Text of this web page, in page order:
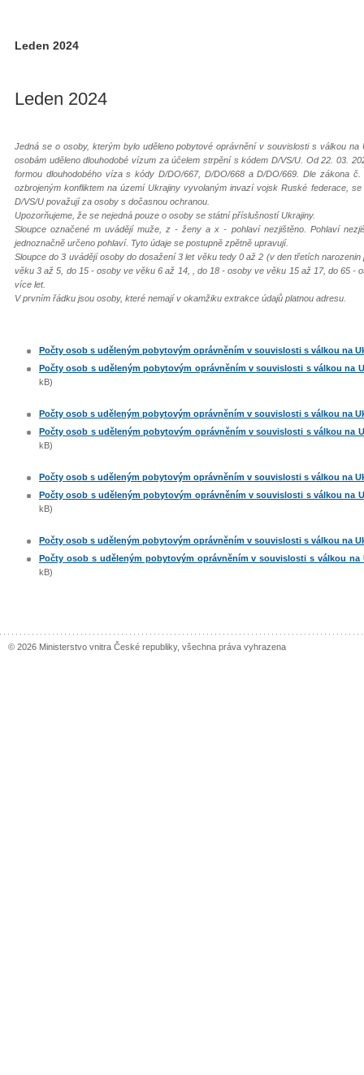
Leden 2024
Leden 2024
Jedná se o osoby, kterým bylo uděleno pobytové oprávnění v souvislosti s válkou
osobám uděleno dlouhodobé vízum za účelem strpění s kódem D/VS/U. Od 22. 03.
formou dlouhodobého víza s kódy D/DO/667, D/DO/668 a D/DO/669. Dle zákona
ozbrojeným konfliktem na území Ukrajiny vyvolaným invazí vojsk Ruské federace,
D/VS/U považují za osoby s dočasnou ochranou.
Upozorňujeme, že se nejedná pouze o osoby se státní příslušností Ukrajiny.
Sloupce označené m uvádějí muže, z - ženy a x - pohlaví nezjištěno. Pohlaví
jednoznačně určeno pohlaví. Tyto údaje se postupně zpětně upravují.
Sloupce do 3 uvádějí osoby do dosažení 3 let věku tedy 0 až 2 (v den třetích
věku 3 až 5, do 15 - osoby ve věku 6 až 14, , do 18 - osoby ve věku 15 až 17, do 65 -
více let.
V prvním řádku jsou osoby, které nemají v okamžiku extrakce údajů platnou adresu.
Počty osob s uděleným pobytovým oprávněním v souvislosti s válkou na
Počty osob s uděleným pobytovým oprávněním v souvislosti s válkou na
kB)
Počty osob s uděleným pobytovým oprávněním v souvislosti s válkou na
Počty osob s uděleným pobytovým oprávněním v souvislosti s válkou na
kB)
Počty osob s uděleným pobytovým oprávněním v souvislosti s válkou na
Počty osob s uděleným pobytovým oprávněním v souvislosti s válkou na
kB)
Počty osob s uděleným pobytovým oprávněním v souvislosti s válkou na
Počty osob s uděleným pobytovým oprávněním v souvislosti s válkou na
kB)
© 2026 Ministerstvo vnitra České republiky, všechna práva vyhrazena